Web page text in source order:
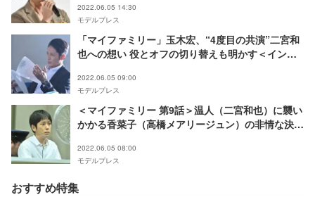
2022.06.05 14:30
モデルプレス
「マイファミリー」玉木宏、“4度目の共演”二宮和
也への想い 役とオフの切り替えも明かす＜インタ
2022.06.05 09:00
モデルプレス
＜マイファミリー 第9話＞温人（二宮和也）に襲い
かかる香菜子（高橋メアリージュン）の非情な決断
2022.06.05 08:00
モデルプレス
おすすめ特集